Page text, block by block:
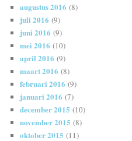
augustus 2016 (8)
juli 2016 (9)
juni 2016 (9)
mei 2016 (10)
april 2016 (9)
maart 2016 (8)
februari 2016 (9)
januari 2016 (7)
december 2015 (10)
november 2015 (8)
oktober 2015 (11)